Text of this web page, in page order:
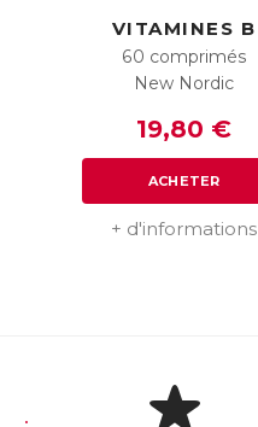
VITAMINES B
60 comprimés
New Nordic
19,80 €
ACHETER
+ d'informations